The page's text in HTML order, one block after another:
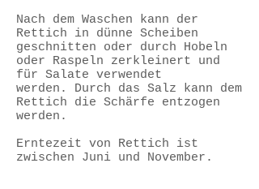
Nach dem Waschen kann der
Rettich in dünne Scheiben
geschnitten oder durch Hobeln
oder Raspeln zerkleinert und
für Salate verwendet
werden. Durch das Salz kann dem
Rettich die Schärfe entzogen
werden.
Erntezeit von Rettich ist
zwischen Juni und November.